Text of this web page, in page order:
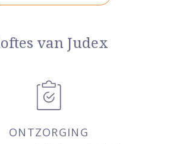
van Judex
ONTZORGING